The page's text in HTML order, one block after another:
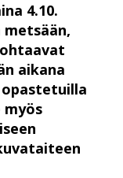
4.10.
aikana
myös